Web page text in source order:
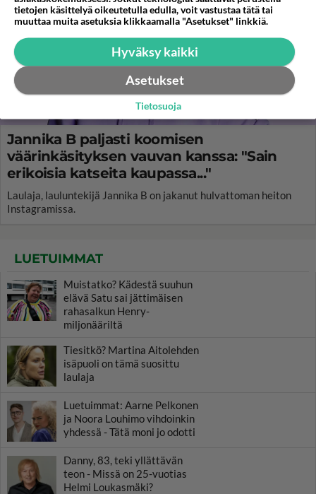
Jannika B paljasti koomisen
väärinkäsityksen vauvan kanssa: "Sain
erikoisia katseita kaupassa..."
Laulaja, lauluntekijä Jannika B on jakanut hulvattoman heiton
Instagramissa.
LUETUIMMAT
Muistatko? Kädestä suuhun
elävä Satu sai jättimäisen
rahasalkun Henry-
miljonääriltä
Tiesitkö? Martina Aitolehden
isäpuoli on tämä suosittu
laulaja
Luetuimmat: Aarne Pelkonen
ja Noora Louhimo vihdoinkin
yhdessä - Tätä moni jo odotti
Danny, 83, teki yllättävän
teon - Missä on 25-vuotias
Helmi Loukasmäki?
tietojen käsittelyä oikeutetulla edulla, voit vastustaa tätä tai
muuttaa muita asetuksia klikkaamalla "Asetukset" linkkiä.
Hyväksy kaikki
Asetukset
Tietosuoja